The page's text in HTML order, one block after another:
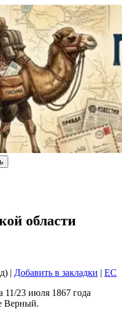
области
| Добавить в закладки | EC
11/23 июля 1867 года
Верный.